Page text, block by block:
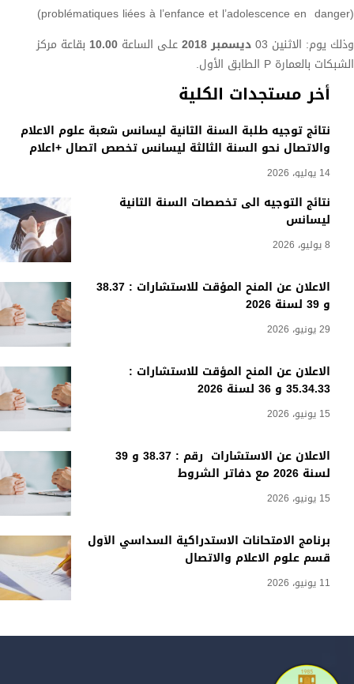
أخر مستجدات الكلية
نتائج توجيه طلبة السنة الثانية ليسانس شعبة علوم الاعلام
والاتصال نحو السنة الثالثة ليسانس تخصص اتصال +اعلام
14 يوليو، 2026
نتائج التوجيه الى تخصصات السنة الثانية
ليسانس
8 يوليو، 2026
الاعلان عن المنح المؤقت للاستشارات : 38.37
و 39 لسنة 2026
29 يونيو، 2026
الاعلان عن المنح المؤقت للاستشارات :
35.34.33 و 36 لسنة 2026
15 يونيو، 2026
الاعلان عن الاستشارات رقم : 38.37 و 39
لسنة 2026 مع دفاتر الشروط
15 يونيو، 2026
برنامج الامتحانات الاستدراكية السداسي الأول
قسم علوم الاعلام والاتصال
11 يونيو، 2026
(problématiques liées à l’enfance et l’adolescence en danger)
وذلك يوم: الاثنين 03
ديسمبر 2018 على الساعة 10.00 بقاعة مركز
الشبكات بالعمارة P الطابق الأول.